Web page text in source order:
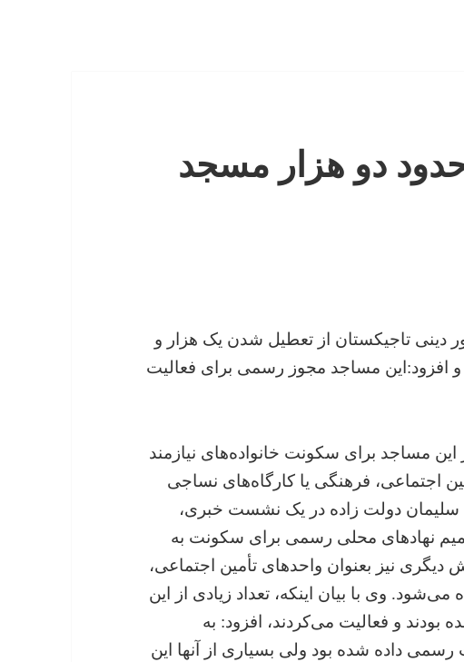
دو هزار مسجد
دینی تاجیکستان از تعطیل شدن یک هزار و
و افزود:این مساجد مجوز رسمی برای فعالیت
مساجد برای سکونت خانواده‌های نیازمند
اجتماعی، فرهنگی یا کارگاه‌های نساجی
سلیمان دولت زاده در یک نشست خبری،
نهادهای محلی رسمی برای سکونت به
دیگری نیز بعنوان واحدهای تأمین اجتماعی،
وی با بیان اینکه، تعداد زیادی از این
و فعالیت می‌کردند، افزود: به
داده شده بود ولی بسیاری از آنها این